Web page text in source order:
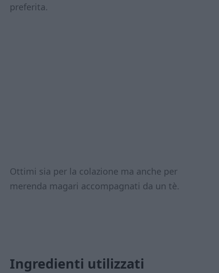
preferita.
Ottimi sia per la colazione ma anche per
merenda magari accompagnati da un tè.
Ingredienti utilizzati